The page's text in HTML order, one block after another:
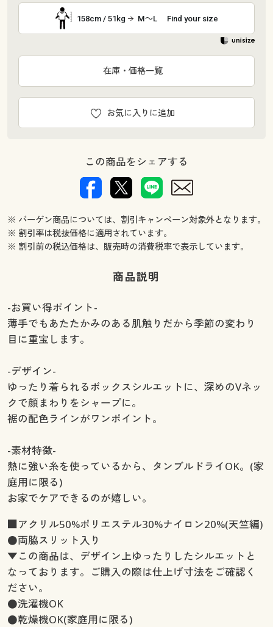
158cm / 51kg M～L Find your size
お気に入りに追加
在庫・価格一覧
この商品をシェアする
※ バーゲン商品については、割引キャンペーン対象外となります。
※ 割引率は税抜価格に適用されています。
※ 割引前の税込価格は、販売時の消費税率で表示しています。
商品説明
-お買い得ポイント-
薄手でもあたたかみのある肌触りだから季節の変わり
目に重宝します。
-デザイン-
ゆったり着られるボックスシルエットに、深めのVネッ
クで顔まわりをシャープに。
裾の配色ラインがワンポイント。
-素材特徴-
熱に強い糸を使っているから、タンブルドライOK。(家
庭用に限る)
お家でケアできるのが嬉しい。
■アクリル50%ポリエステル30%ナイロン20%(天竺編)
●両脇スリット入り
▼この商品は、デザイン上ゆったりしたシルエットと
なっております。ご購入の際は仕上げ寸法をご確認く
ださい。
●洗濯機OK
●乾燥機OK(家庭用に限る)